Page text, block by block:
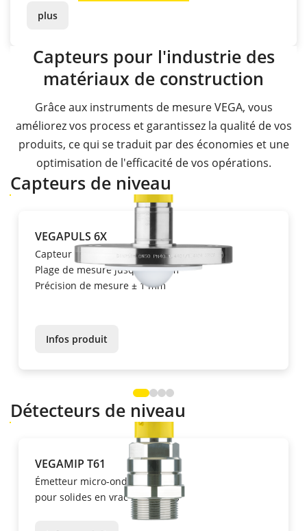
plus
Capteurs pour l'industrie des
matériaux de construction
Grâce aux instruments de mesure VEGA, vous
améliorez vos process et garantissez la qualité de vos
produits, ce qui se traduit par des économies et une
optimisation de l'efficacité de vos opérations.
Capteurs de niveau
VEGAPULS 6X
Capteur radar
Plage de mesure jusqu'à 120 m
Précision de mesure ± 1 mm
Infos produit
Détecteurs de niveau
VEGAMIP T61
Émetteur micro-ondes
pour solides en vrac et liquides